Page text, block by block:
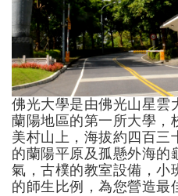
佛光大學是由佛光山星雲
蘭陽地區的第一所大學，
美村山上，海拔約四百三
的蘭陽平原及孤懸外海的
氣，古樸的教室設備，小
的師生比例，為您營造最